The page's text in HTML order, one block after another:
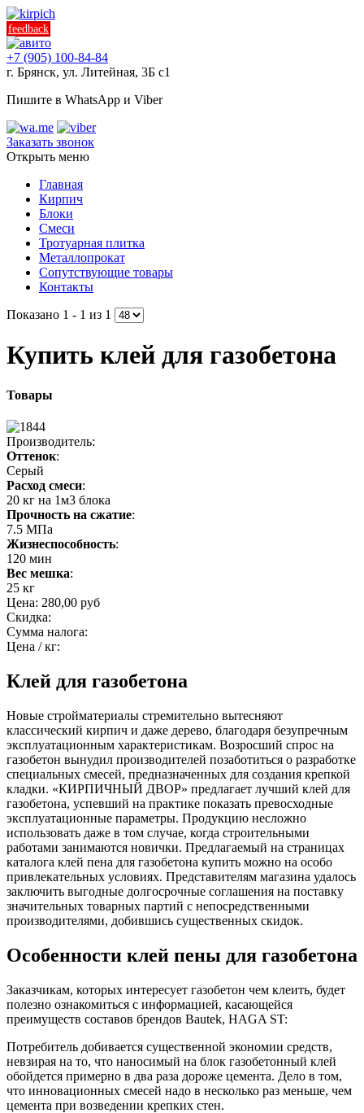
feedback
+7 (905) 100-84-84
г. Брянск, ул. Литейная, 3Б с1
Пишите в WhatsApp и Viber
Заказать звонок
Открыть меню
Главная
Кирпич
Блоки
Смеси
Тротуарная плитка
Металлопрокат
Сопутствующие товары
Контакты
Показано 1 - 1 из 1
Купить клей для газобетона
Товары
Производитель:
Оттенок:
Серый
Расход смеси:
20 кг на 1м3 блока
Прочность на сжатие:
7.5 МПа
Жизнеспособность:
120 мин
Вес мешка:
25 кг
Цена: 280,00 руб
Скидка:
Сумма налога:
Цена / кг:
Клей для газобетона
Новые стройматериалы стремительно вытесняют
классический кирпич и даже дерево, благодаря безупречным
эксплуатационным характеристикам. Возросший спрос на
газобетон вынудил производителей позаботиться о разработке
специальных смесей, предназначенных для создания крепкой
кладки. «КИРПИЧНЫЙ ДВОР» предлагает лучший клей для
газобетона, успевший на практике показать превосходные
эксплуатационные параметры. Продукцию несложно
использовать даже в том случае, когда строительными
работами занимаются новички. Предлагаемый на страницах
каталога клей пена для газобетона купить можно на особо
привлекательных условиях. Представителям магазина удалось
заключить выгодные долгосрочные соглашения на поставку
значительных товарных партий с непосредственными
производителями, добившись существенных скидок.
Особенности клей пены для газобетона
Заказчикам, которых интересует газобетон чем клеить, будет
полезно ознакомиться с информацией, касающейся
преимуществ составов брендов Bautek, HAGA ST:
Потребитель добивается существенной экономии средств,
невзирая на то, что наносимый на блок газобетонный клей
обойдется примерно в два раза дороже цемента. Дело в том,
что инновационных смесей надо в несколько раз меньше, чем
цемента при возведении крепких стен.